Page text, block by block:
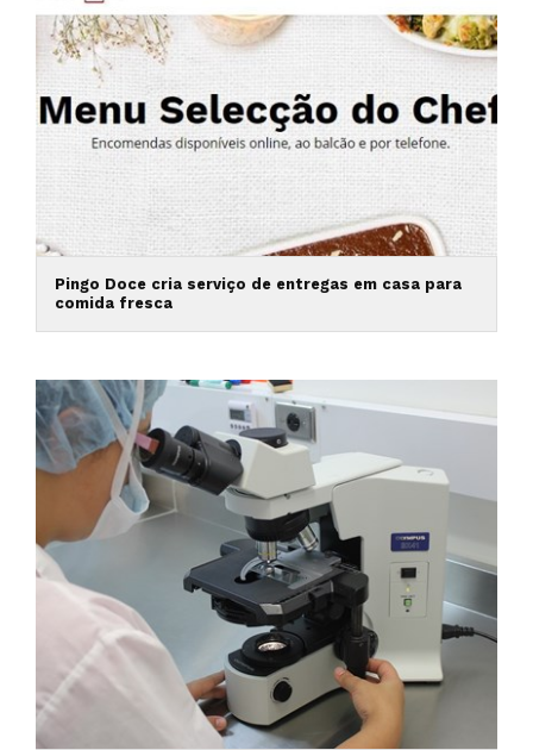
Pingo Doce cria serviço de entregas em casa para
comida fresca